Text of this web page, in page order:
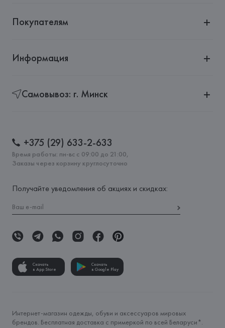
Покупателям
Информация
Самовывоз: г. Минск
+375 (29) 633-2-633
Время работы: пн-вс с 09:00 до 21:00,
Заказы через корзину круглосуточно
Получайте уведомления об акциях и скидках:
Скачать
в App Store
Скачать
в Google Play
Интернет-магазин одежды, обуви и аксессуаров мировых
брендов. Бесплатная доставка с примеркой по всей Беларуси*.